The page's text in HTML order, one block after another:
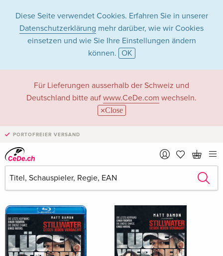
Diese Seite verwendet Cookies. Erfahren Sie in unserer
Datenschutzerklärung mehr darüber, wie wir Cookies
einsetzen und wie Sie Ihre Einstellungen ändern
können. OK
Für Lieferungen ausserhalb der Schweiz und
Deutschland bitte auf www.CeDe.com wechseln.
Close
PORTOFREIER VERSAND
Lilou Siauvaud in
Filme - Alle Formate
Lilou Siauvaud als Schauspieler/in
Alle 10 Treffer anzeigen